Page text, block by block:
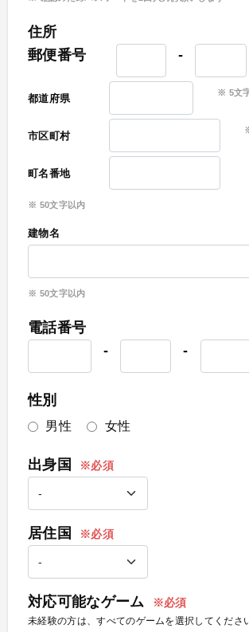
住所
郵便番号
-
都道府県 5文
市区町村
町名番地
50文字以内
建物名
50文字以内
電話番号
-
-
性別
男性 女性
出身国
居住国
対応可能なゲーム
未経験の方は、すべてのゲームを選択してくださ